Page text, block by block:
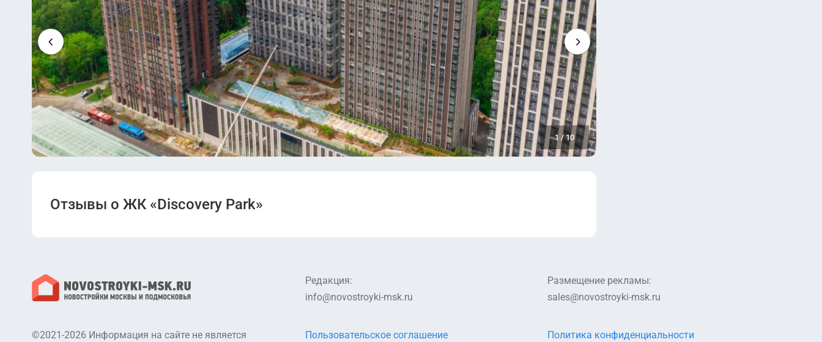
1 /10
Отзывы о ЖК «Discovery Park»
Редакция:
info@novostroyki-msk.ru
Размещение рекламы:
sales@novostroyki-msk.ru
©2021-2026 Информация на сайте не является Пользовательское соглашение Политика конфиденциальности